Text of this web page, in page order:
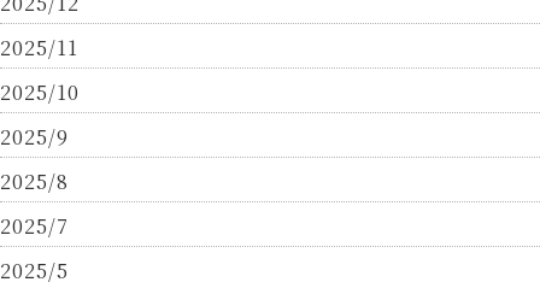
2025/11
2025/10
2025/9
2025/8
2025/7
2025/5